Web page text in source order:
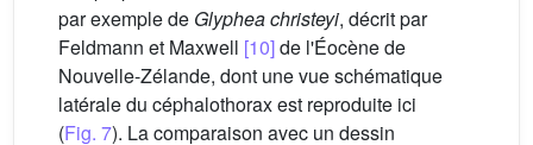
par exemple de Glyphea christeyi, décrit par
Feldmann et Maxwell [10]de l'Éocène de
Nouvelle-Zélande, dont une vue schématique
latérale du céphalothorax est reproduite ici
(Fig. 7). La comparaison avec un dessin